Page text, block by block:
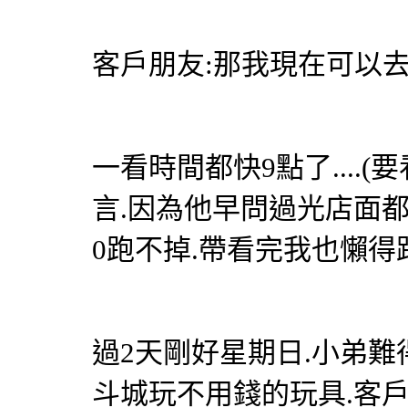
客戶朋友:那我現在可以
一看時間都快9點了....(
言.因為他早問過光店面
0跑不掉.帶看完我也懶
過2天剛好星期日.小弟
斗城玩不用錢的玩具.客